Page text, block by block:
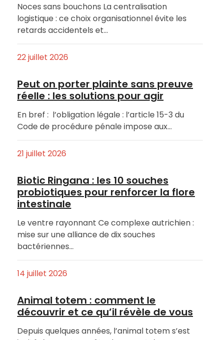
Noces sans bouchons La centralisation
logistique : ce choix organisationnel évite les
retards accidentels et…
22 juillet 2026
Peut on porter plainte sans preuve
réelle : les solutions pour agir
En bref : l’obligation légale : l’article 15-3 du
Code de procédure pénale impose aux…
21 juillet 2026
Biotic Ringana : les 10 souches
probiotiques pour renforcer la flore
intestinale
Le ventre rayonnant Ce complexe autrichien :
mise sur une alliance de dix souches
bactériennes…
14 juillet 2026
Animal totem : comment le
découvrir et ce qu’il révèle de vous
Depuis quelques années, l’animal totem s’est